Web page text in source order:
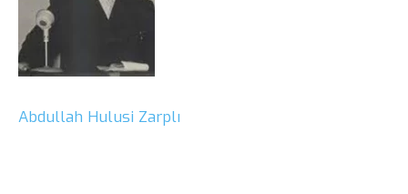
Abdullah Hulusi Zarplı